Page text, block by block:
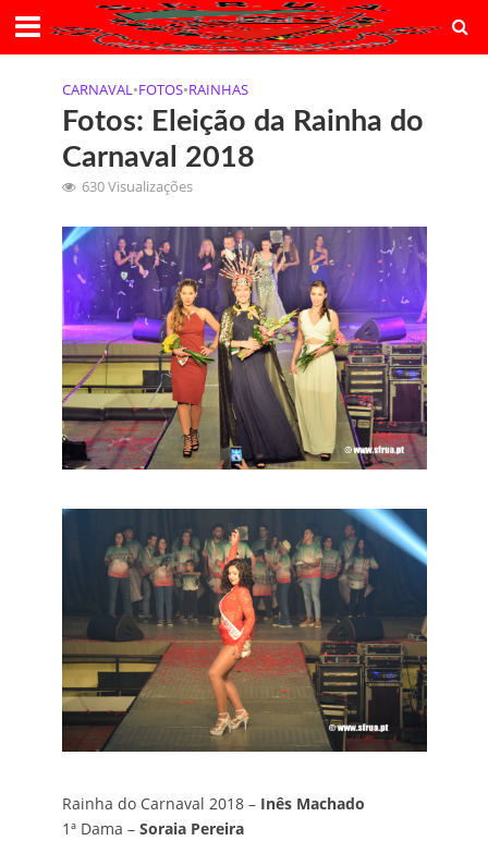
CARNAVAL•FOTOS•RAINHAS
Fotos: Eleição da Rainha do
Carnaval 2018
630 Visualizações
Rainha do Carnaval 2018 – Inês Machado
1ª Dama – Soraia Pereira